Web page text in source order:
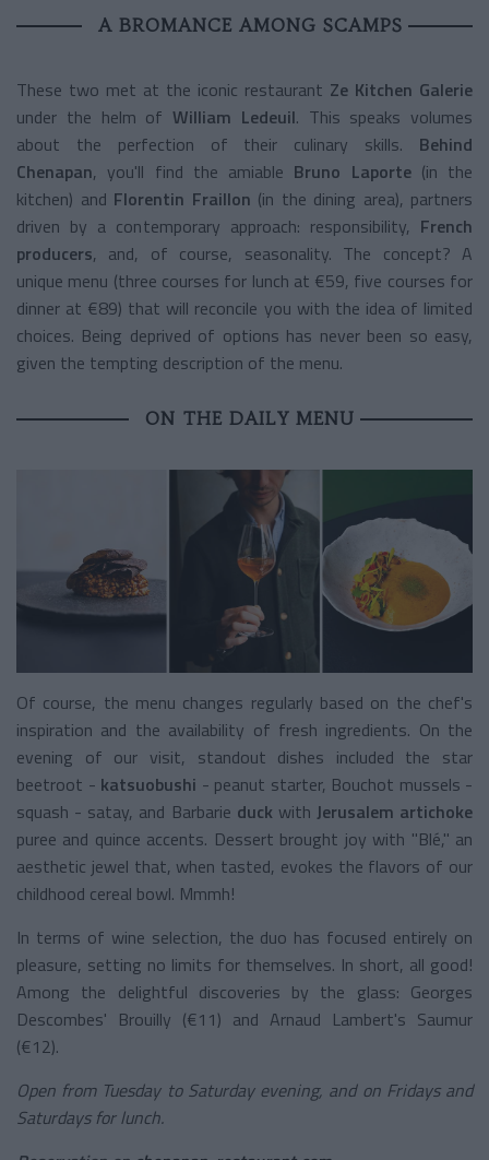
A BROMANCE AMONG SCAMPS
These two met at the iconic restaurant Ze Kitchen Galerie
under the helm of William Ledeuil. This speaks volumes
about the perfection of their culinary skills. Behind
Chenapan, you'll find the amiable Bruno Laporte(in the
kitchen) and Florentin Fraillon (in the dining area), partners
driven by a contemporary approach: responsibility, French
producers, and, of course, seasonality. The concept? A
unique menu (three courses for lunch at €59, five courses for
dinner at €89) that will reconcile you with the idea of limited
choices. Being deprived of options has never been so easy,
given the tempting description of the menu.
ON THE DAILY MENU
Of course, the menu changes regularly based on the chef's
inspiration and the availability of fresh ingredients. On the
evening of our visit, standout dishes included the star
beetroot - katsuobushi - peanut starter, Bouchot mussels -
squash - satay, and Barbarie duck with Jerusalem artichoke
puree and quince accents. Dessert brought joy with "Blé," an
aesthetic jewel that, when tasted, evokes the flavors of our
childhood cereal bowl. Mmmh!
In terms of wine selection, the duo has focused entirely on
pleasure, setting no limits for themselves. In short, all good!
Among the delightful discoveries by the glass: Georges
Descombes' Brouilly (€11) and Arnaud Lambert's Saumur
(€12).
Open from Tuesday to Saturday evening, and on Fridays and
Saturdays for lunch.